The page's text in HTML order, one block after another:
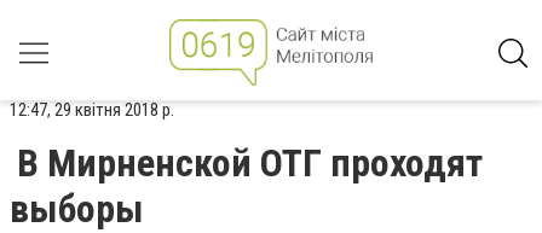
12:47, 29 квітня 2018 р.
В Мирненской ОТГ проходят
выборы